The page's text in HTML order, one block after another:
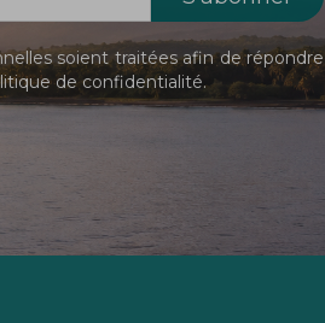
soient traitées afin de répondre
de confidentialité.